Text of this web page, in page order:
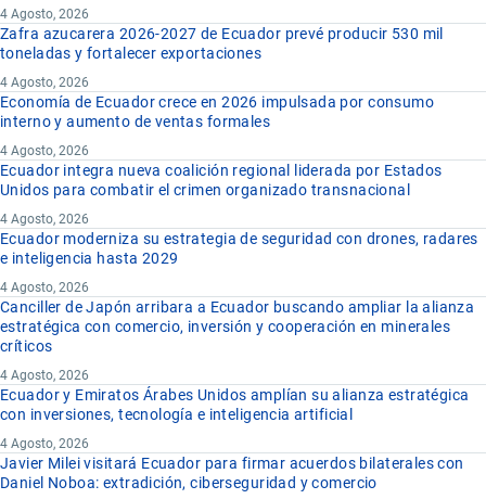
4 Agosto, 2026
Zafra azucarera 2026-2027 de Ecuador prevé producir 530 mil
toneladas y fortalecer exportaciones
4 Agosto, 2026
Economía de Ecuador crece en 2026 impulsada por consumo
interno y aumento de ventas formales
4 Agosto, 2026
Ecuador integra nueva coalición regional liderada por Estados
Unidos para combatir el crimen organizado transnacional
4 Agosto, 2026
Ecuador moderniza su estrategia de seguridad con drones, radares
e inteligencia hasta 2029
4 Agosto, 2026
Canciller de Japón arribara a Ecuador buscando ampliar la alianza
estratégica con comercio, inversión y cooperación en minerales
críticos
4 Agosto, 2026
Ecuador y Emiratos Árabes Unidos amplían su alianza estratégica
con inversiones, tecnología e inteligencia artificial
4 Agosto, 2026
Javier Milei visitará Ecuador para firmar acuerdos bilaterales con
Daniel Noboa: extradición, ciberseguridad y comercio